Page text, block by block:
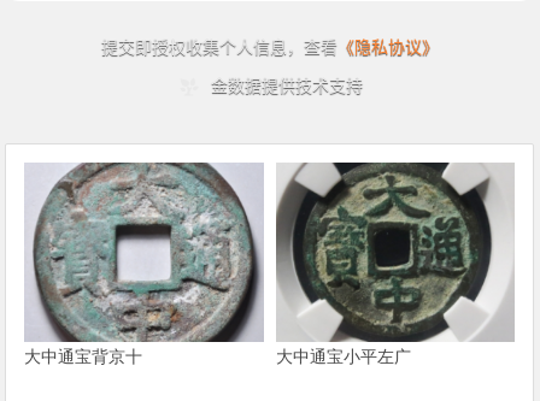
大中通宝背京十 大中通宝小平左广